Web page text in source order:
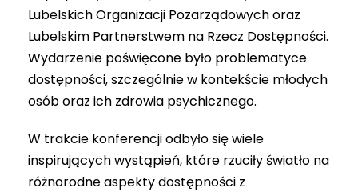
Lubelskich Organizacji Pozarządowych oraz
Lubelskim Partnerstwem na Rzecz Dostępności.
Wydarzenie poświęcone było problematyce
dostępności, szczególnie w kontekście młodych
osób oraz ich zdrowia psychicznego.
W trakcie konferencji odbyło się wiele
inspirującychwystąpień, które rzuciły światło na
różnorodne aspekty dostępności z